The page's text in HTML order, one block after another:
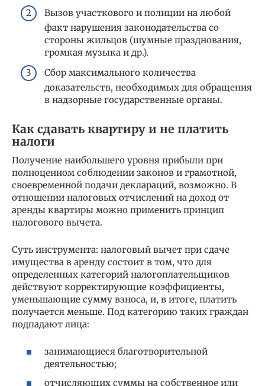
Вызов участкового и полиции на любой
факт нарушения законодательства со
стороны жильцов (шумные празднования,
громкая музыка и др.).
Сбор максимального количества
доказательств, необходимых для обращения
в надзорные государственные органы.
Как сдавать квартиру и не платить
налоги
Получение наибольшего уровня прибыли при
полноценном соблюдении законов и грамотной,
своевременной подачи деклараций, возможно. В
отношении налоговых отчислений на доход от
аренды квартиры можно применить принцип
налогового вычета.
Суть инструмента: налоговый вычет при сдаче
имущества в аренду состоит в том, что для
определенных категорий налогоплательщиков
действуют корректирующие коэффициенты,
уменьшающие сумму взноса, и, в итоге, платить
получается меньше. Под категорию таких граждан
подпадают лица:
занимающиеся благотворительной
деятельностью;
отчисляющих суммы на собственное или